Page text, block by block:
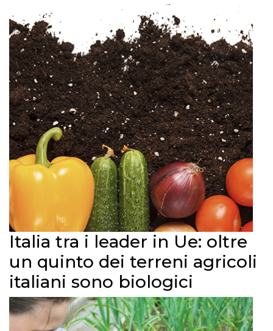
Italia tra i leader in Ue: oltre
un quinto dei terreni agricoli
italiani sono biologici